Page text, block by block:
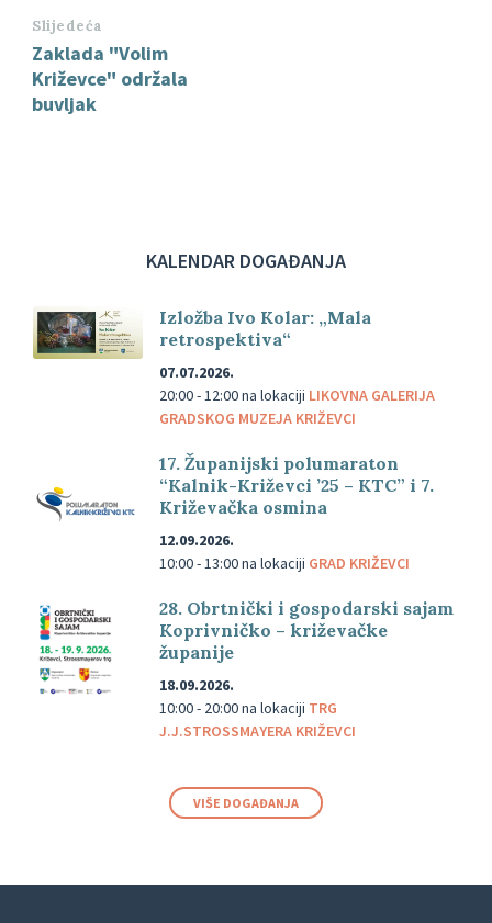
Slijedeća
Zaklada "Volim
Križevce" održala
buvljak
KALENDAR DOGAĐANJA
Izložba Ivo Kolar: „Mala
retrospektiva“
07.07.2026.
20:00 - 12:00na lokaciji LIKOVNA GALERIJA
GRADSKOG MUZEJA KRIŽEVCI
17. Županijski polumaraton
“Kalnik-Križevci ’25 – KTC” i 7.
Križevačka osmina
12.09.2026.
10:00 - 13:00na lokaciji GRAD KRIŽEVCI
28. Obrtnički i gospodarski sajam
Koprivničko – križevačke
županije
18.09.2026.
10:00 - 20:00na lokaciji TRG
J.J.STROSSMAYERA KRIŽEVCI
VIŠE DOGAĐANJA